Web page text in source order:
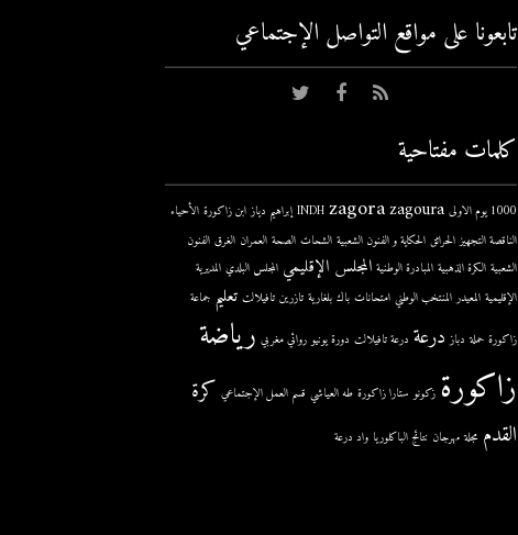
تابعونا على مواقع التواصل اﻹجتماعي
كلمات مفتاحية
1000 يوم الاولى INDH zagorazagoura إبراهيم دياز ابن زاكورة الأحياء
الناقصة التجهيز الحرائق الحكاية و الفنون الشعبية الشحات الصحة العمران الغرق الفنون
الشعبية الكرة الذهبية المبادرة الوطنية المجلس الإقليمي المجلس البلدي المديرية
الإقليمية المعيدر المنتخب الوطني امتحانات باك بلغارية تازرين تافيلالت تعليم جماعة
زاكورة حملة دباز درعة درعة تافيلالت دورة يونيو روائي مغربي رياضة
زاكورة زكونو ستارا زاكورة طه العياشي قسم العمل الإجتماعي كرة
القدم مجلة مهرجان نتائج الباكلوريا واد درعة